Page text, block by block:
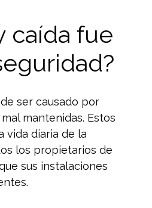
caída fue
ser causado por
mantenidas. Estos
vida diaria de la
los propietarios de
sus instalaciones